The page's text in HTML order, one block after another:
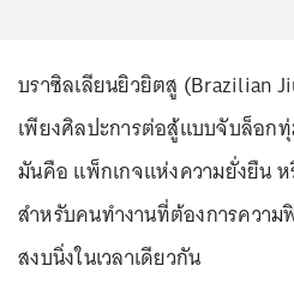
บราซิลเลียนยิวยิตสู (Brazilian
เพียงศิลปะการต่อสู้แบบจับล็อก
มันคือ แพ็กเกจแห่งความยั่งยืน ห
สำหรับคนทำงานที่ต้องการควา
สงบนิ่งในเวลาเดียวกัน